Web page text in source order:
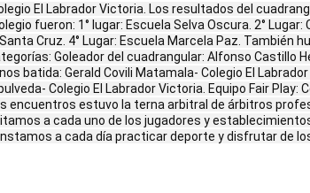
El Labrador Victoria. Los resultados del
fueron: 1° lugar: Escuela Selva Oscura. 2° Lugar:
Cruz. 4° Lugar: Escuela Marcela Paz. También
Goleador del cuadrangular: Alfonso Castillo
batida: Gerald Covili Matamala- Colegio El
Colegio El Labrador Victoria. Equipo Fair Play:
encuentros estuvo la terna arbitral de árbitros
a cada uno de los jugadores y
a cada día practicar deporte y disfrutar de